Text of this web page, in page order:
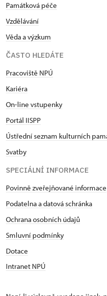
Památková péče
Vzdělávání
Věda a výzkum
ČASTO HLEDÁTE
Pracoviště NPÚ
Kariéra
On-line vstupenky
Portál IISPP
Ústřední seznam kulturních
Svatby
SPECIÁLNÍ INFORMACE
Povinně zveřejňované informace
Podatelna a datová schránka
Ochrana osobních údajů
Smluvní podmínky
Dotace
Intranet NPÚ